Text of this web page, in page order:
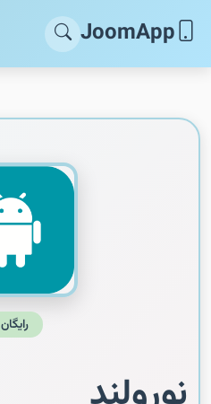
JoomApp
رایگان